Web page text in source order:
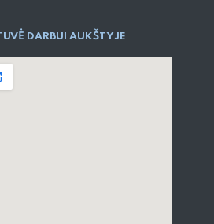
DARBUI AUKŠTYJE